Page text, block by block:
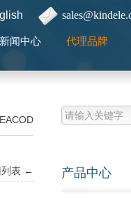
新闻中心 代理品牌
产品中心
列表 ←